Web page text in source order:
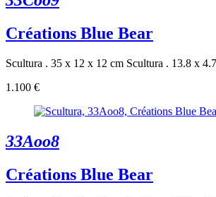
Créations Blue Bear
Scultura . 35 x 12 x 12 cm Scultura . 13.8 x
1.100 €
33Aoo8
Créations Blue Bear